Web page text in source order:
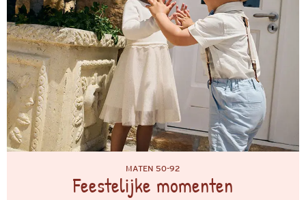
MATEN 50-92
Feestelijke momenten